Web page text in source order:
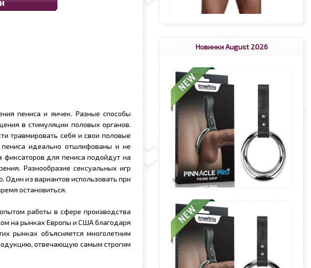
пениса и яичек. Разные способы
в стимуляции половых органов.
травмировать себя и свои половые
идеально отшлифованы и не
для пениса подойдут на
Разнообразие сексуальных игр
Один из вариантов использовать при
остановиться.
работы в сфере производства
на рынках Европы и США благодаря
рынках объясняется многолетним
отвечающую самым строгим
Новинки August 2026